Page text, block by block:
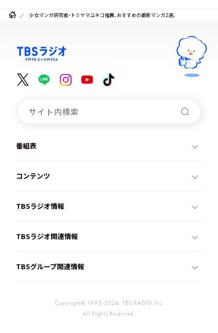
少女マンガ研究者・トミヤマユキコ推薦、おすすめの最新マンガ2選。
番組表
コンテンツ
TBSラジオ情報
TBSラジオ関連情報
TBSグループ関連情報
Copyright© 1995-2026, TBS RADIO,Inc.
All Rights Reserved.